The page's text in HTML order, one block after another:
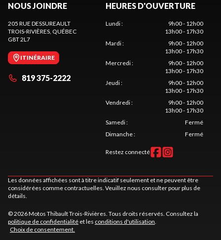
NOUS JOINDRE
205 RUE DESSUREAULT
TROIS-RIVIÈRES , QUÉBEC
G8T 2L7
ITINÉRAIRE
819 375-2222
HEURES D'OUVERTURE
Lundi:
9h00 - 12h00
13h00 - 17h30
Mardi:
9h00 - 12h00
13h00 - 17h30
Mercredi:
9h00 - 12h00
13h00 - 17h30
Jeudi:
9h00 - 12h00
13h00 - 17h30
Vendredi:
9h00 - 12h00
13h00 - 17h30
Samedi:
Fermé
Dimanche: Fermé
Restez connecté
Les données affichées sont à titre indicatif seulement et ne peuvent être
considérées comme contractuelles. Veuillez nous consulter pour plus de
détails.
© 2026 Motos Thibault Trois-Rivières. Tous droits réservés. Consultez la
politique de confidentialité et les conditions d'utilisation
Choix de consentement.